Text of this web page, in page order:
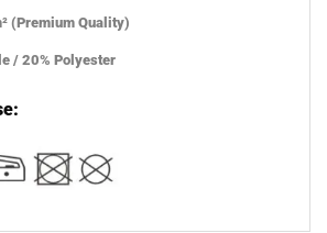
(Premium Quality)
/ 20% Polyester